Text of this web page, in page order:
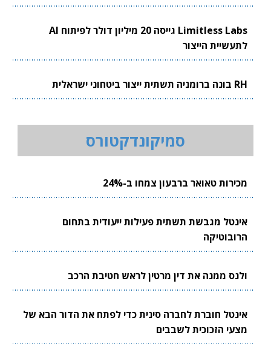
Limitless Labs גייסה 20 מיליון דולר לפיתוח AI
לתעשיית הייצור
RH בונה ברומניה תשתית ייצור ביטחוני ישראלית
סמיקונדקטורס
מכירות טאואר ברבעון צמחו ב-24%
אינטל מגבשת תשתית פעילות ייעודית בתחום
הרובוטיקה
ולנס ממנה את דין מרטין לראש חטיבת הרכב
אינטל חוברת לחברה סינית כדי לפתח את הדור הבא של
מצעי הזכוכית לשבבים